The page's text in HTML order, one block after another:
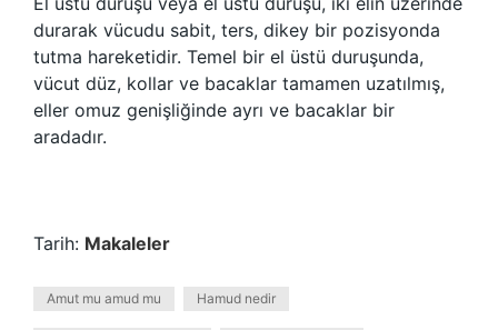
durarak vücudu sabit, ters, dikey bir pozisyonda
tutma hareketidir. Temel bir el üstü duruşunda,
vücut düz, kollar ve bacaklar tamamen uzatılmış,
eller omuz genişliğinde ayrı ve bacaklar bir
aradadır.
Tarih: Makaleler
Amut mu amud mu Hamud nedir